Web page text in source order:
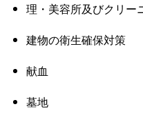
理・美容所及びクリー
建物の衛生確保対策
献血
墓地